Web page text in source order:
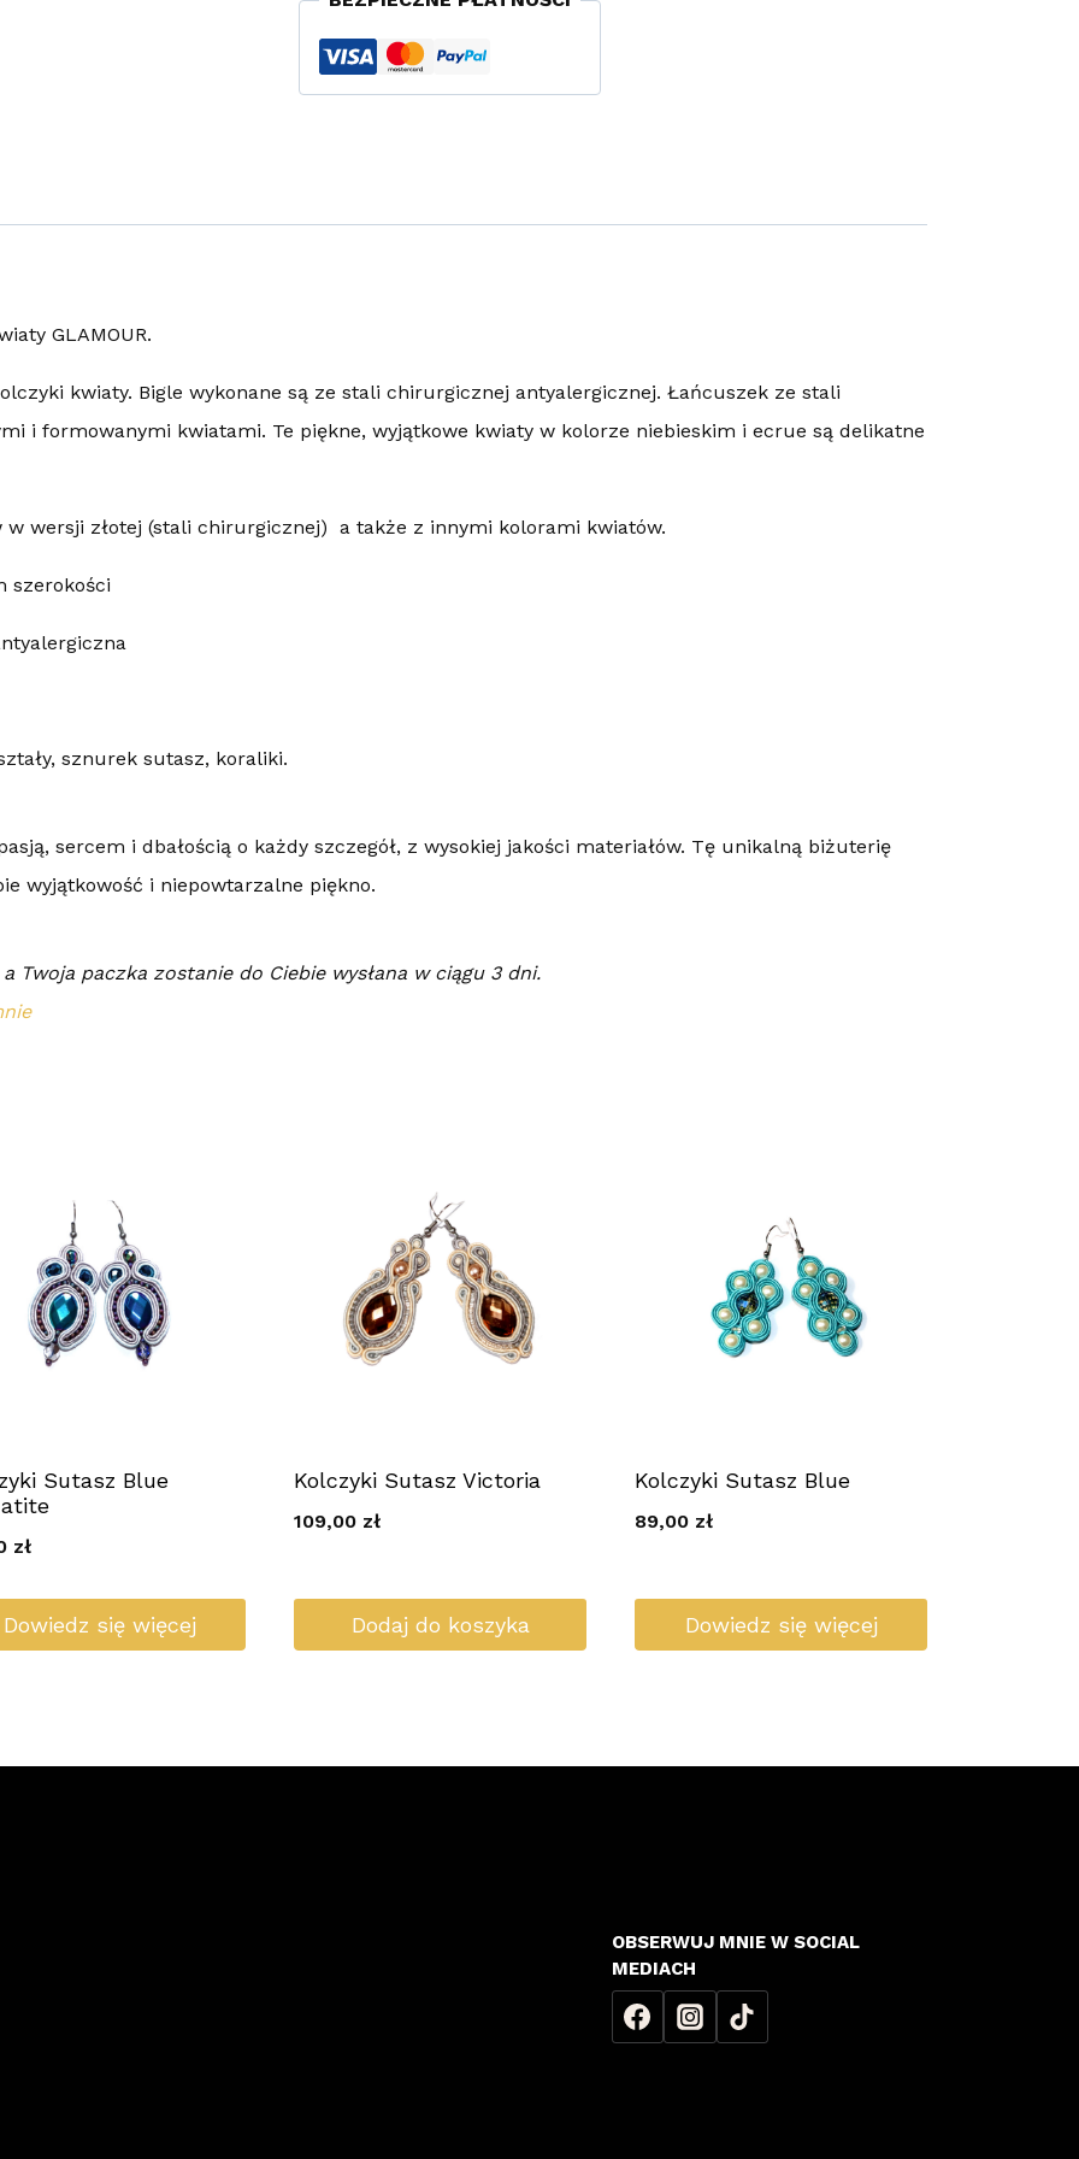
GLAMOUR.
kwiaty. Bigle wykonane są ze stali chirurgicznej antyalergicznej. Łańcuszek ze stali
i formowanymi kwiatami. Te piękne, wyjątkowe kwiaty w kolorze niebieskim i ecrue są delikatne
wersji złotej (stali chirurgicznej) a także z innymi kolorami kwiatów.
szerokości
sznurek sutasz, koraliki.
sercem i dbałością o każdy szczegół, z wysokiej jakości materiałów. Tę unikalną biżuterię
wyjątkowość i niepowtarzalne piękno.
Twoja paczka zostanie do Ciebie wysłana w ciągu 3 dni.
Sutasz Blue
zł
Dowiedz się więcej
Kolczyki Sutasz Victoria
109,00 zł
Dodaj do koszyka
Kolczyki Sutasz Blue
89,00 zł
Dowiedz się więcej
OBSERWUJ MNIE W SOCIAL
MEDIACH